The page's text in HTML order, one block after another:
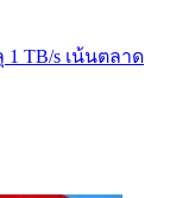
1 TB/s เน้นตลาด